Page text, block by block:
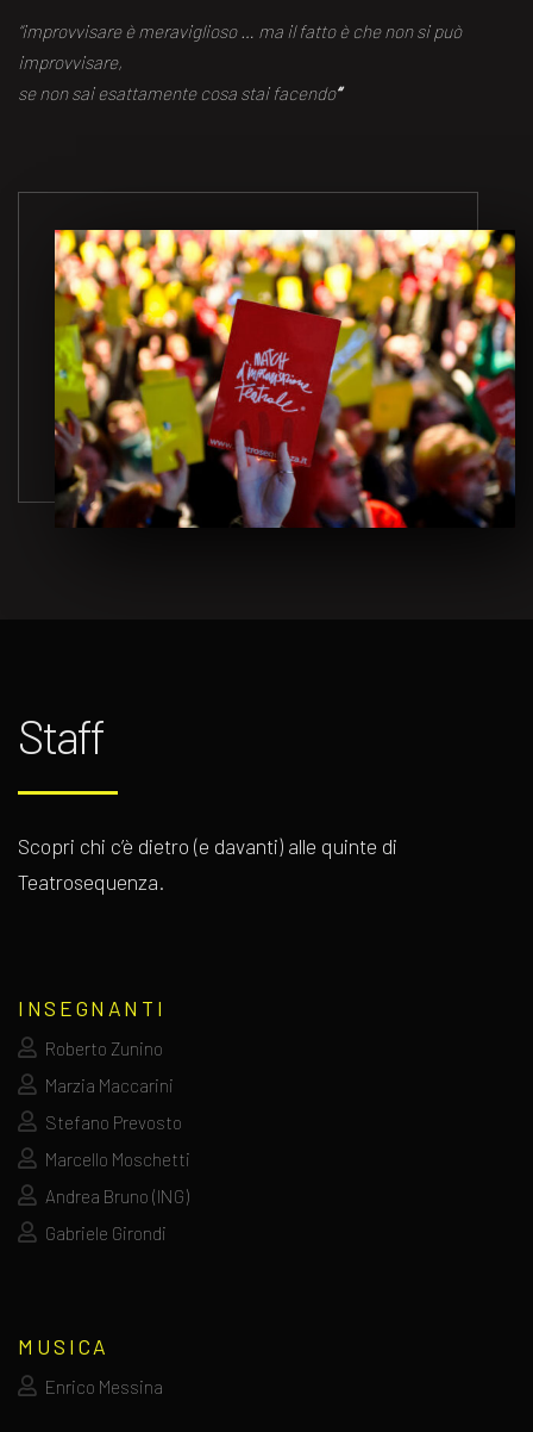
“improvvisare è meraviglioso … ma il fatto è che non si può
improvvisare,
se non sai esattamente cosa stai facendo“
Staff
Scopri chi c’è dietro (e davanti) alle quinte di
Teatrosequenza.
INSEGNANTI
Roberto Zunino
Marzia Maccarini
Stefano Prevosto
Marcello Moschetti
Andrea Bruno (ING)
Gabriele Girondi
MUSICA
Enrico Messina